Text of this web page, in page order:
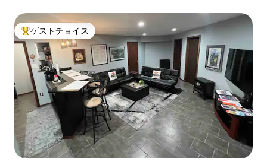
大好評のゲストチョイスです。
ゲストチョイス